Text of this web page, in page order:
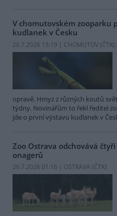
V chomutovském zooparku
kudlanek v Česku
26.7.2026 15:19 | CHOMUTOV (ČTK)
opravě. Hmyz z různých koutů
týdny. Novinářům to řekl ředitel
jde o první výstavu kudlanek v
Zoo Ostrava odchovává
onagerů
26.7.2026 01:16 | OSTRAVA (ČTK)